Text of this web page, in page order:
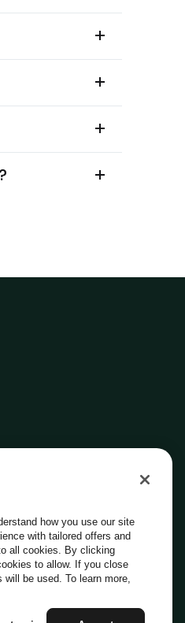
how you use our site
with tailored offers and
all cookies. By clicking
to allow. If you close
will be used. To learn more,